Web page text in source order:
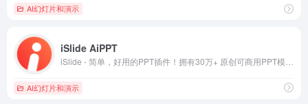
AI幻灯片和演示
iSlide AiPPT
AI幻灯片和演示